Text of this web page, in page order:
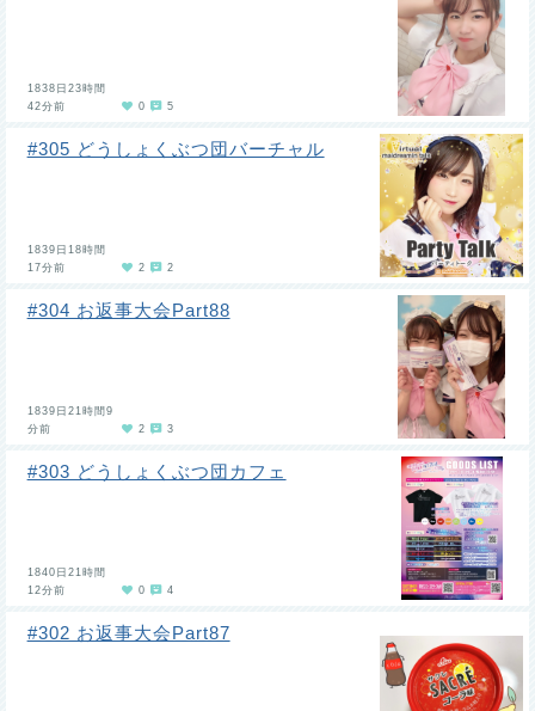
1838日23時間
42分前
0 5
#305 どうしょくぶつ団バーチャル
1839日18時間
17分前
2 2
#304 お返事大会Part88
1839日21時間9
分前
2 3
#303 どうしょくぶつ団カフェ
1840日21時間
12分前
0 4
#302 お返事大会Part87